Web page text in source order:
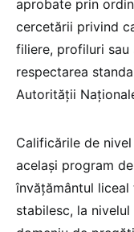
aprobate prin
cercetării privind
filiere, profiluri sau
respectarea
Autorității
Calificările de
același program
învățământul
stabilesc, la